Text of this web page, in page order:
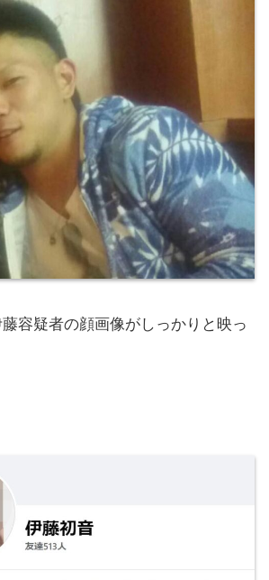
容疑者の顔画像がしっかりと映っ